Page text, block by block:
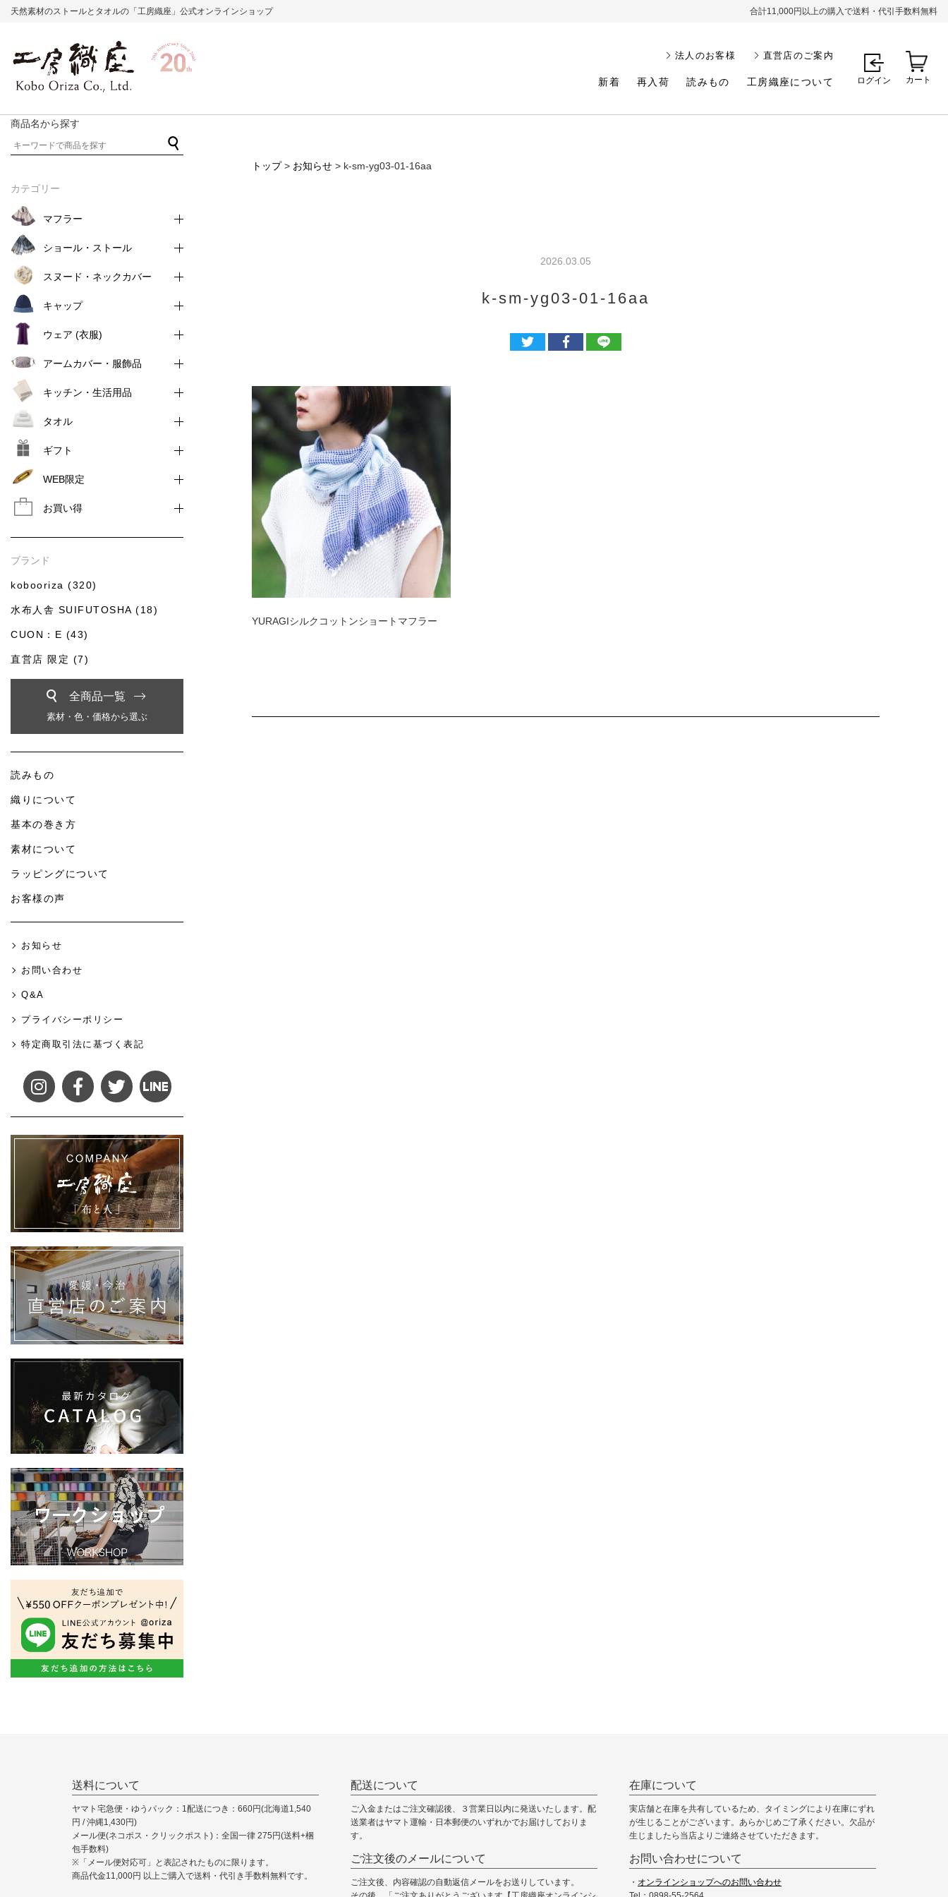
天然素材のストールとタオルの「工房織座」公式オンラインショップ 合計11,000円以上の購入で送料・代引手数料無料
新着 再入荷 読みもの 工房織座について
法人のお客様 直営店のご案内
ログイン カート
トップ> お知らせ > k-sm-yg03-01-16aa
2026.03.05
k-sm-yg03-01-16aa
YURAGIシルクコットンショートマフラー
商品名から探す
カテゴリー
マフラー
ショール・ストール
スヌード・ネックカバー
キャップ
ウェア (衣服)
アームカバー・服飾品
キッチン・生活用品
タオル
ギフト
WEB限定
お買い得
ブランド
kobooriza (320)
水布人舎 SUIFUTOSHA (18)
CUON：E (43)
直営店 限定 (7)
全商品一覧
素材・色・価格から選ぶ
読みもの
織りについて
基本の巻き方
素材について
ラッピングについて
お客様の声
お知らせ
お問い合わせ
Q&A
プライバシーポリシー
特定商取引法に基づく表記
送料について
ヤマト宅急便・ゆうパック：1配送につき：660円(北海道1,540
円 / 沖縄1,430円)
メール便(ネコポス・クリックポスト)：全国一律 275円(送料+梱
包手数料)
※「メール便対応可」と表記されたものに限ります。
商品代金11,000円 以上ご購入で送料・代引き手数料無料です。
配送について
ご入金またはご注文確認後、３営業日以内に発送いたします。配
送業者はヤマト運輸・日本郵便のいずれかでお届けしておりま
す。
ご注文後のメールについて
ご注文後、内容確認の自動返信メールをお送りしています。
在庫について
実店舗と在庫を共有しているため、タイミングにより在庫にずれ
が生じることがございます。あらかじめご了承ください。欠品が
生じましたら当店よりご連絡させていただきます。
お問い合わせについて
・ オンラインショップへのお問い合わせ